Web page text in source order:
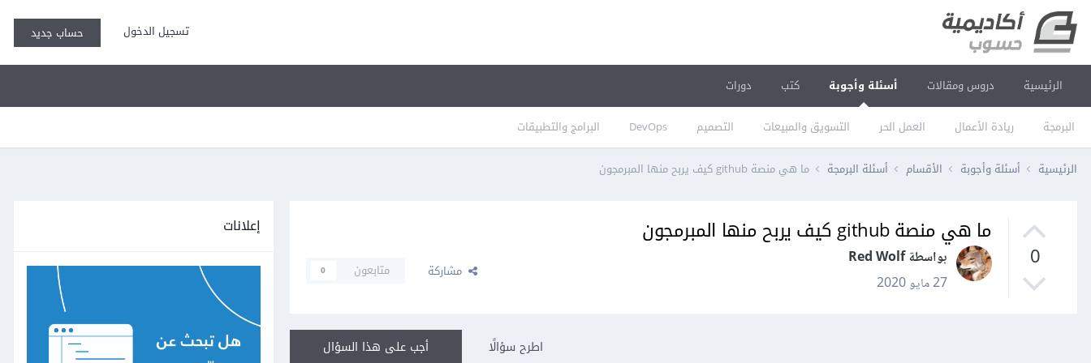
تسجيل الدخول حساب جديد
الرئيسية دروس ومقالات أسئلة وأجوبة
البرمجة ريادة الأعمال العمل الحر التسويق والمبيعات التصميم DevOps البرامج والتطبيقات
كتب دورات
الرئيسية أسئلة وأجوبة الأقسام أسئلة البرمجة ما هي منصة github كيف يربح منها المبرمجون
0
ما هي منصة github كيف يربح منها المبرمجون
بواسطة Red Wolf
27 مايو 2020
مشاركة متابعون 0
أجب على هذا السؤال اطرح سؤالًا
إعلانات